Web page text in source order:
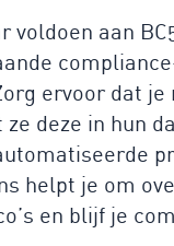
voldoen aan
ervoor dat je
ze deze in hun
helpt je om
en blijf je